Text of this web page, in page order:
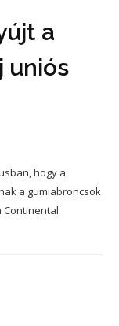
a
uniós
hogy a
a gumiabroncsok
Continental